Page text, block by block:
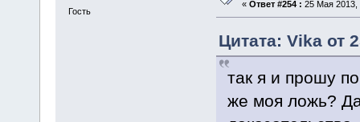
Гость
« Ответ #254 : 25 Мая 2013,
Цитата: Vika от
так я и прошу
же моя ложь?